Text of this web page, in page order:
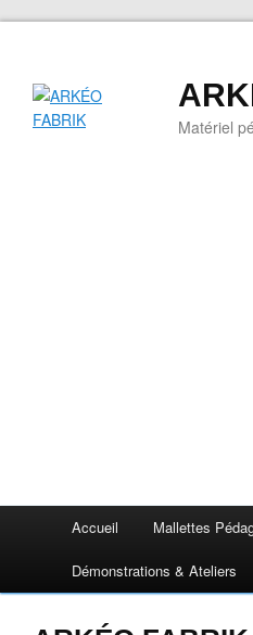
Matériel
Accueil Mallettes
Démonstrations & Ateliers